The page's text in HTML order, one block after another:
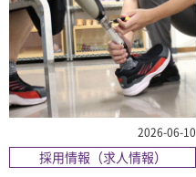
2026-06-10
採用情報（求人情報）